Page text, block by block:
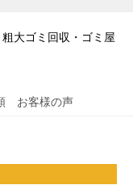
大ゴミ回収・ゴミ屋
お客様の声